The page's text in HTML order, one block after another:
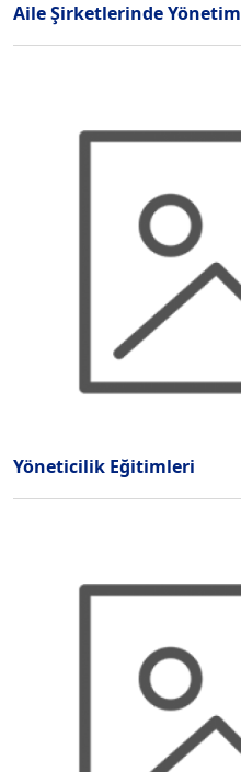
Aile Şirketlerinde Yönetim
Yöneticilik Eğitimleri